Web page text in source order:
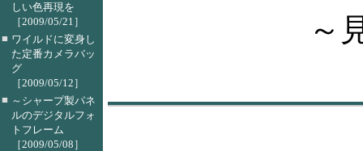
しい色再現を
［2009/05/21］
■ ワイルドに変身し
た定番カメラバッ
グ
［2009/05/12］
■ ～シャープ製パネ
ルのデジタルフォ
トフレーム
［2009/05/08］
～